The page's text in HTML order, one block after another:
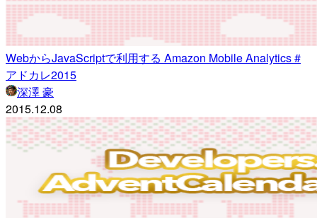
WebからJavaScriptで利用する Amazon Mobile Analytics #
アドカレ2015
深澤 豪
2015.12.08